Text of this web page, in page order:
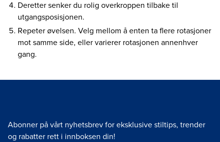
Deretter senker du rolig overkroppen tilbake til
utgangsposisjonen.
Repeter øvelsen. Velg mellom å enten ta flere rotasjoner
mot samme side, eller varierer rotasjonen annenhver
gang.
Abonner på vårt nyhetsbrev for eksklusive stiltips, trender
og rabatter rett i innboksen din!